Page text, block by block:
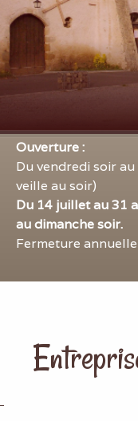
Ouverture :
Du vendredi soir
veille au soir)
Du 14 juillet au 31
au dimanche soir.
Fermeture